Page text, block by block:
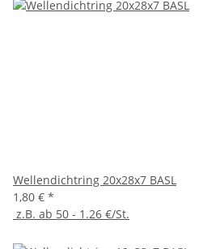
Wellendichtring 20x28x7 BASL
1,80 € *
z.B. ab 50 - 1.26 €/St.